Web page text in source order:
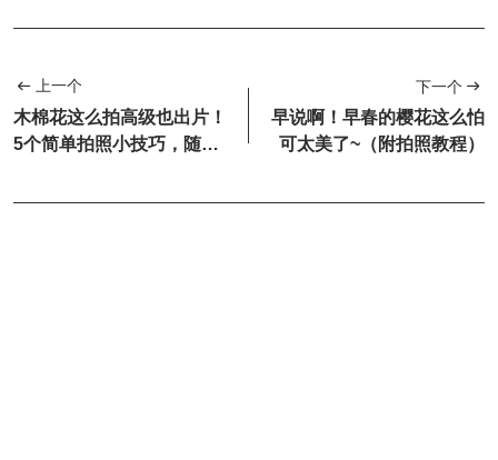
上一个
木棉花这么拍高级也出片！
5个简单拍照小技巧，随手
下一个
早说啊！早春的樱花这么怕
可太美了~（附拍照教程）